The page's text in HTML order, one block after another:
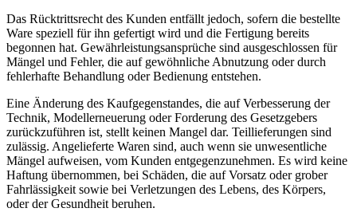
Das Rücktrittsrecht des Kunden entfällt jedoch, sofern die bestellte
Ware speziell für ihn gefertigt wird und die Fertigung bereits
begonnen hat. Gewährleistungsansprüche sind ausgeschlossen für
Mängel und Fehler, die auf gewöhnliche Abnutzung oder durch
fehlerhafte Behandlung oder Bedienung entstehen.
Eine Änderung des Kaufgegenstandes, die auf Verbesserung der
Technik, Modellerneuerung oder Forderung des Gesetzgebers
zurückzuführen ist, stellt keinen Mangel dar. Teillieferungen sind
zulässig. Angelieferte Waren sind, auch wenn sie unwesentliche
Mängel aufweisen, vom Kunden entgegenzunehmen. Es wird keine
Haftung übernommen, bei Schäden, die auf Vorsatz oder grober
Fahrlässigkeit sowie bei Verletzungen des Lebens, des Körpers,
oder der Gesundheit beruhen.